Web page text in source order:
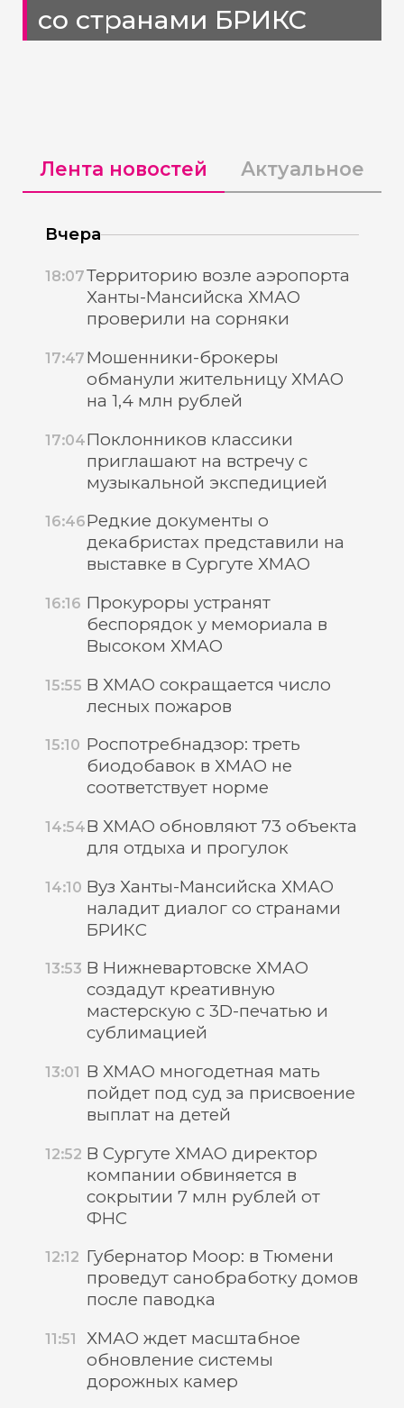
со странами БРИКС
Лента новостей Актуальное
Вчера
18:07Территорию возле аэропорта
Ханты-Мансийска ХМАО
проверили на сорняки
17:47 Мошенники-брокеры
обманули жительницу ХМАО
на 1,4 млн рублей
17:04Поклонников классики
приглашают на встречу с
музыкальной экспедицией
16:46Редкие документы о
декабристах представили на
выставке в Сургуте ХМАО
16:16 Прокуроры устранят
беспорядок у мемориала в
Высоком ХМАО
15:55 В ХМАО сокращается число
лесных пожаров
15:10 Роспотребнадзор: треть
биодобавок в ХМАО не
соответствует норме
14:54В ХМАО обновляют 73 объекта
для отдыха и прогулок
14:10 Вуз Ханты-Мансийска ХМАО
наладит диалог со странами
БРИКС
13:53 В Нижневартовске ХМАО
создадут креативную
мастерскую с 3D-печатью и
сублимацией
13:01 В ХМАО многодетная мать
пойдет под суд за присвоение
выплат на детей
12:52 В Сургуте ХМАО директор
компании обвиняется в
сокрытии 7 млн рублей от
ФНС
12:12 Губернатор Моор: в Тюмени
проведут санобработку домов
после паводка
11:51
ХМАО ждет масштабное
обновление системы
дорожных камер